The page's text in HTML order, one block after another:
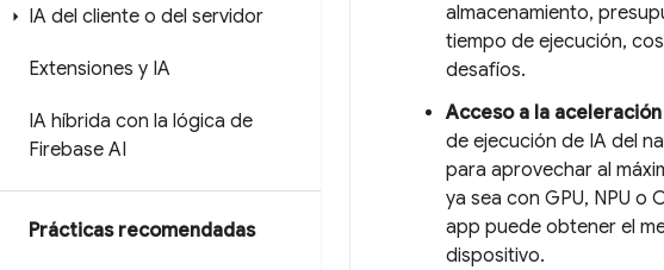
IA del cliente o del servidor
Extensiones y IA
IA híbrida con la lógica de
Firebase AI
Prácticas recomendadas
almacenamiento,
tiempo de ejecución,
desafíos.
Acceso a la
de ejecución de IA del
para aprovechar al
ya sea con GPU, NPU o
app puede obtener el
dispositivo.